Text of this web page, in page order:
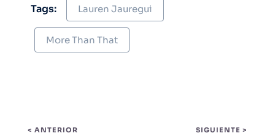
Tags: Lauren Jauregui
More Than That
< ANTERIOR SIGUIENTE >